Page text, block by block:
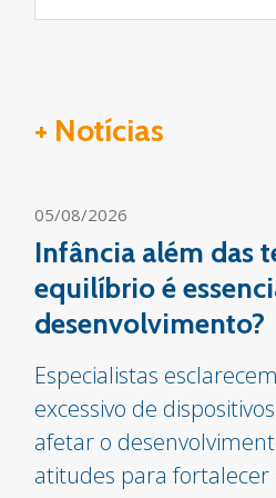
+ Notícias
05/08/2026
Infância além das
equilíbrio é
desenvolvimento?
Especialistas
excessivo de
afetar o
atitudes para fortalecer